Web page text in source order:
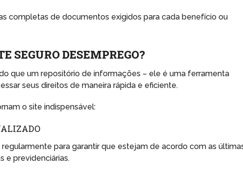
completas de documentos exigidos para cada benefício ou
SEGURO DESEMPREGO?
que um repositório de informações – ele é uma ferramenta
seus direitos de maneira rápida e eficiente.
o site indispensável:
para garantir que estejam de acordo com as
e previdenciárias.